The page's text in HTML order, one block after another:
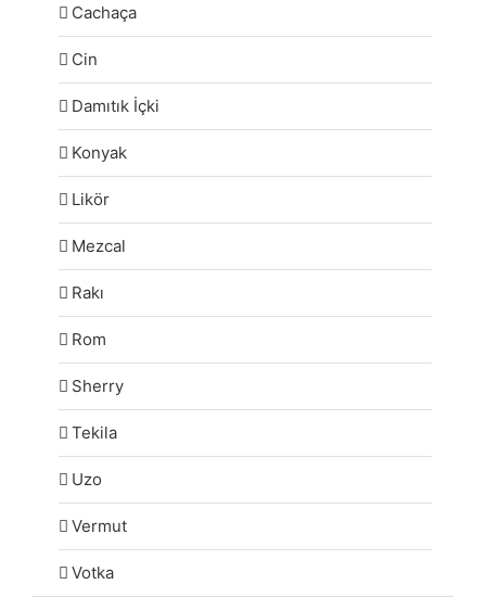
Cachaça
Cin
Damıtık İçki
Konyak
Likör
Mezcal
Rakı
Rom
Sherry
Tekila
Uzo
Vermut
Votka